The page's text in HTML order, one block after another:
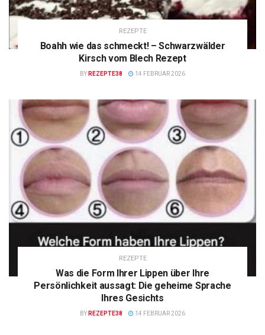
REZEPTE
Boahh wie das schmeckt! – Schwarzwälder
Kirsch vom Blech Rezept
BY REZEPTE38 14 FEBRUAR 2026
REZEPTE
Was die Form Ihrer Lippen über Ihre
Persönlichkeit aussagt: Die geheime Sprache
Ihres Gesichts
BY REZEPTE38 14 FEBRUAR 2026